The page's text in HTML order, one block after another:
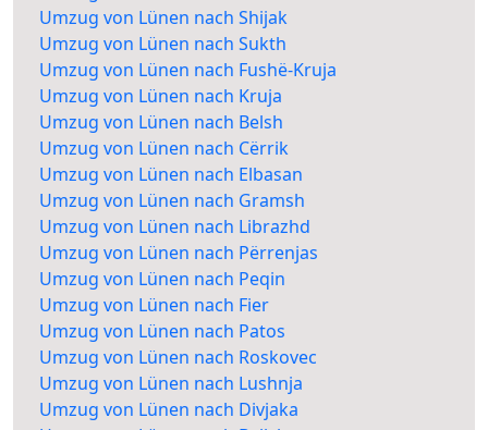
Umzug von Lünen nach Shijak
Umzug von Lünen nach Sukth
Umzug von Lünen nach Fushë-Kruja
Umzug von Lünen nach Kruja
Umzug von Lünen nach Belsh
Umzug von Lünen nach Cërrik
Umzug von Lünen nach Elbasan
Umzug von Lünen nach Gramsh
Umzug von Lünen nach Librazhd
Umzug von Lünen nach Përrenjas
Umzug von Lünen nach Peqin
Umzug von Lünen nach Fier
Umzug von Lünen nach Patos
Umzug von Lünen nach Roskovec
Umzug von Lünen nach Lushnja
Umzug von Lünen nach Divjaka